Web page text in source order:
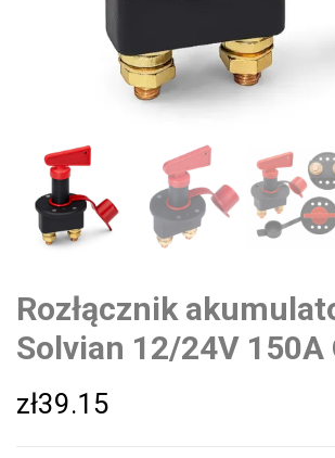
Rozłącznik
Solvian 12/24V 150A
zł39.15